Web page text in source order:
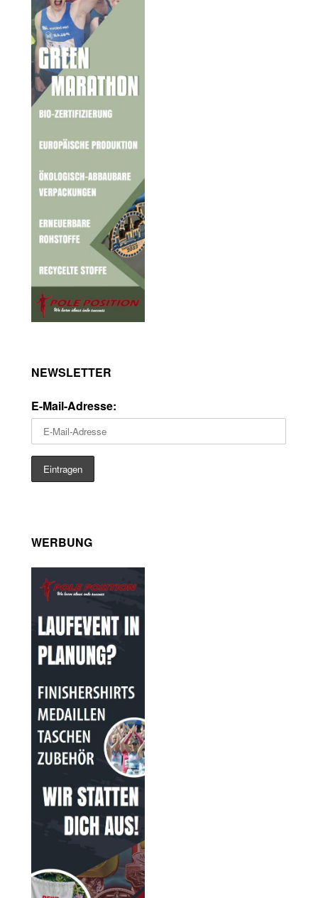
NEWSLETTER
E-Mail-Adresse:
WERBUNG